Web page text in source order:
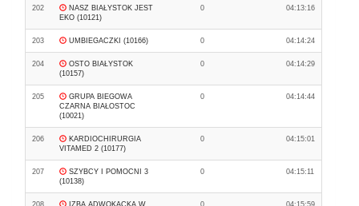
202
NASZ BIAŁYSTOK JEST
EKO (10121)
0 04:13:16
203 UMBIEGACZKI (10166) 0 04:14:24
204
OSTO BIAŁYSTOK
(10157)
0 04:14:29
205
GRUPA BIEGOWA
CZARNA BIAŁOSTOC
(10021)
0 04:14:44
206
KARDIOCHIRURGIA
VITAMED 2 (10177)
0 04:15:01
207
SZYBCY I POMOCNI 3
(10138)
0 04:15:11
208
IZBA ADWOKACKA W
0 04:15:59